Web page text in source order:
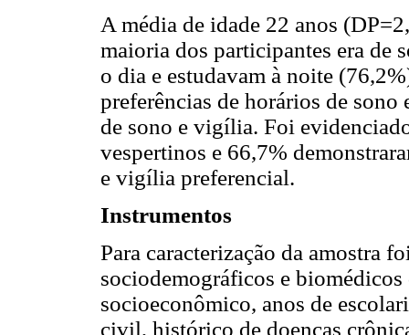
A média de idade 22 anos
maioria dos participantes era de
o dia e estudavam à noite
preferências de horários de
de sono e vigília. Foi
vespertinos e 66,7%
e vigília preferencial.
Instrumentos
Para caracterização da amostra
sociodemográficos e
socioeconômico, anos de
civil, histórico de doenças